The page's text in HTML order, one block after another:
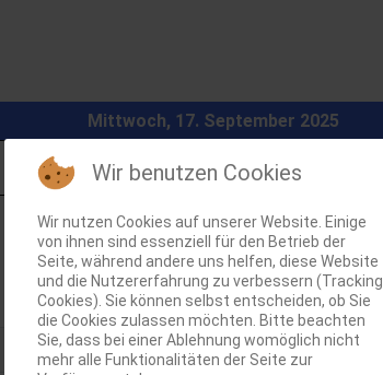
Mittwoch, 17. September 2025
Wir benutzen Cookies
Wir nutzen Cookies auf unserer Website. Einige
von ihnen sind essenziell für den Betrieb der
Seite, während andere uns helfen, diese Website
und die Nutzererfahrung zu verbessern (Tracking
Cookies). Sie können selbst entscheiden, ob Sie
die Cookies zulassen möchten. Bitte beachten
Sie, dass bei einer Ablehnung womöglich nicht
mehr alle Funktionalitäten der Seite zur